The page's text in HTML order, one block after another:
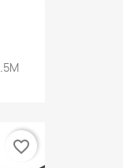
favorite_border